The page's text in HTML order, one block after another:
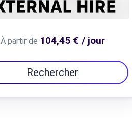
À partir de 104,45 € / jour
Rechercher